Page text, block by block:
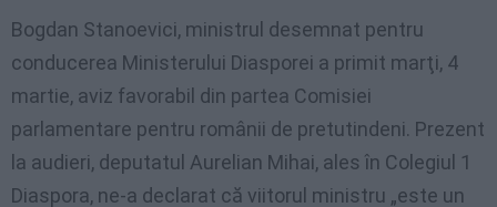
Bogdan Stanoevici, ministrul desemnat pentru
conducerea Ministerului Diasporei a primit marţi, 4
martie, aviz favorabil din partea Comisiei
parlamentare pentru românii de pretutindeni. Prezent
la audieri, deputatul Aurelian Mihai, ales în Colegiul 1
Diaspora, ne-a declarat că viitorul ministru „este un